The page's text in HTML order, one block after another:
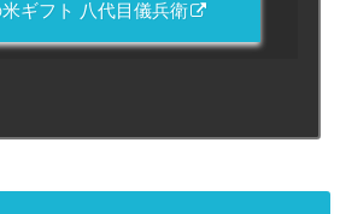
ギフト 八代目儀兵衛